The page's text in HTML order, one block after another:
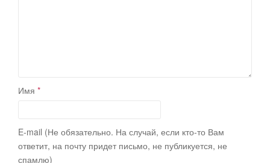
Имя *
E-mail (Не обязательно. На случай, если кто-то Вам
ответит, на почту придет письмо, не публикуется, не
спамлю)